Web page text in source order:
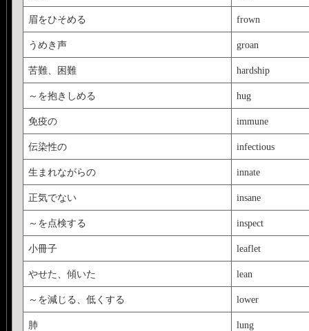
眉をひそめる frown
うめき声 groan
苦難、困難 hardship
～を抱きしめる hug
免疫の immune
伝染性の infectious
生まれながらの innate
正気でない insane
～を点検する inspect
小冊子 leaflet
やせた、傾いた lean
～を減じる、低くする lower
肺 lung